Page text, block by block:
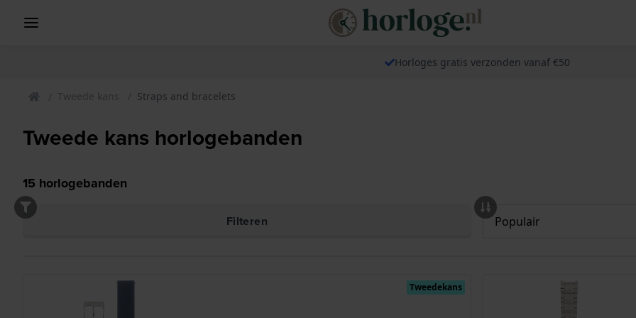
Horloges gratis verzonden vanaf €50
Tweede kans Straps and bracelets
Tweede kans horlogebanden
15 horlogebanden
Filteren
Tweedekans